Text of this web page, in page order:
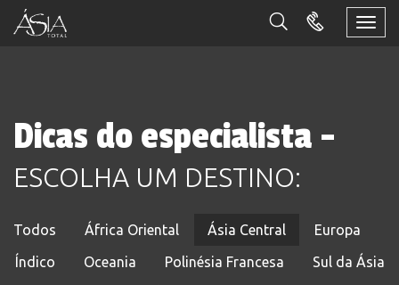
Dicas do especialista -
ESCOLHA UM DESTINO:
Todos África Oriental Ásia Central
Europa
Índico
Oceania Polinésia Francesa
Sul da Ásia